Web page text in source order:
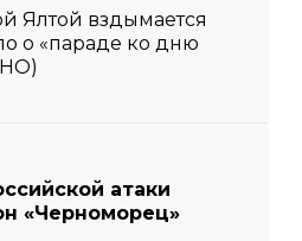
Ялтой вздымается
о «параде ко дню
атаки
«Черноморец»